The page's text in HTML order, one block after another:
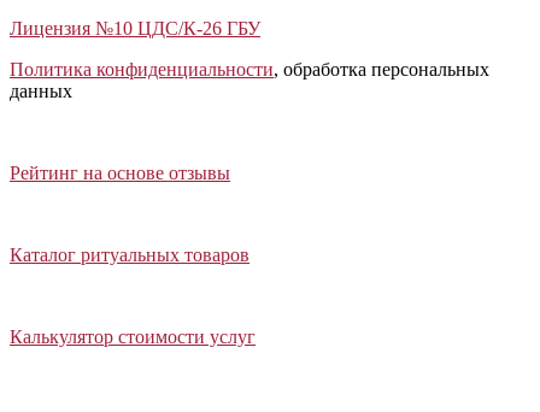
Лицензия №10 ЦДС/К-26 ГБУ
Политика конфиденциальности, обработка персональных
данных
Рейтинг на основе отзывы
Каталог ритуальных товаров
Калькулятор стоимости услуг